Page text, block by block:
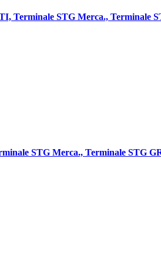
Terminale STG Merca., Terminale
STG Merca., Terminale STG